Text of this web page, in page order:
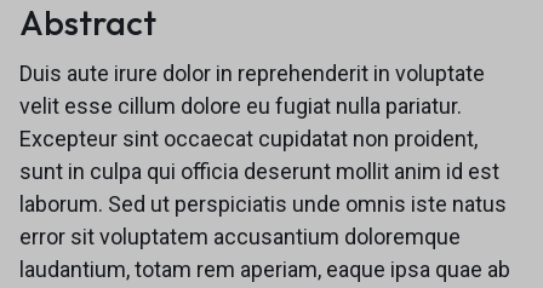
Abstract
Duis aute irure dolor in reprehenderit in voluptate
velit esse cillum dolore eu fugiat nulla pariatur.
Excepteur sint occaecat cupidatat non proident,
sunt in culpa qui officia deserunt mollit anim id est
laborum. Sed ut perspiciatis unde omnis iste natus
error sit voluptatem accusantium doloremque
laudantium, totam rem aperiam, eaque ipsa quae ab